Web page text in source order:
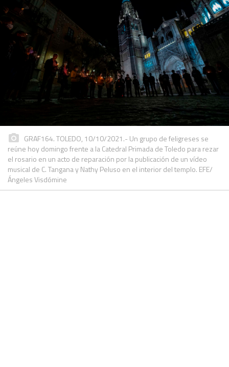
GRAF164. TOLEDO, 10/10/2021.- Un grupo de feligreses se
reúne hoy domingo frente a la Catedral Primada de Toledo para rezar
el rosario en un acto de reparación por la publicación de un vídeo
musical de C. Tangana y Nathy Peluso en el interior del templo. EFE/
Ángeles Visdómine